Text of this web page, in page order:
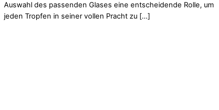
Auswahl des passenden Glases eine entscheidende Rolle, um
jeden Tropfen in seiner vollen Pracht zu […]